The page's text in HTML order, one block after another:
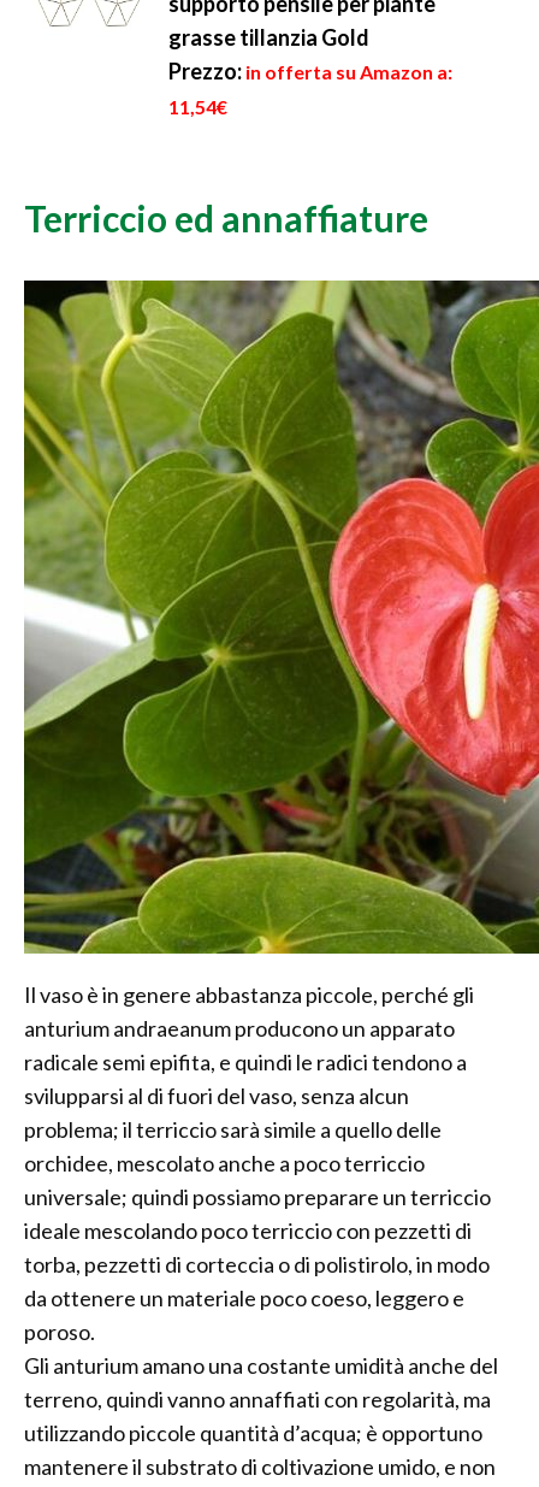
grasse tillanzia Gold
Prezzo: in offerta su Amazon a:
11,54€
Terriccio ed annaffiature
Il vaso è in genere abbastanza piccole, perché gli
anturium andraeanum producono un apparato
radicale semi epifita, e quindi le radici tendono a
svilupparsi al di fuori del vaso, senza alcun
problema; il terriccio sarà simile a quello delle
orchidee, mescolato anche a poco terriccio
universale; quindi possiamo preparare un terriccio
ideale mescolando poco terriccio con pezzetti di
torba, pezzetti di corteccia o di polistirolo, in modo
da ottenere un materiale poco coeso, leggero e
poroso.
Gli anturium amano una costante umidità anche del
terreno, quindi vanno annaffiati con regolarità, ma
utilizzando piccole quantità d’acqua; è opportuno
mantenere il substrato di coltivazione umido, e non